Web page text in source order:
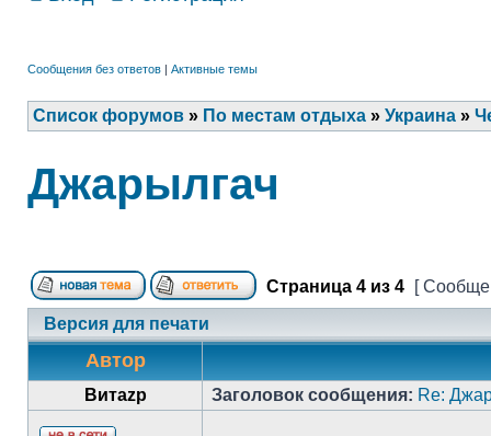
Сообщения без ответов | Активные темы
Список форумов » По местам отдыха » Украина »
Джарылгач
Страница 4 из 4
[
Версия для печати
Автор
Витаzp Заголовок сообщения: Re: